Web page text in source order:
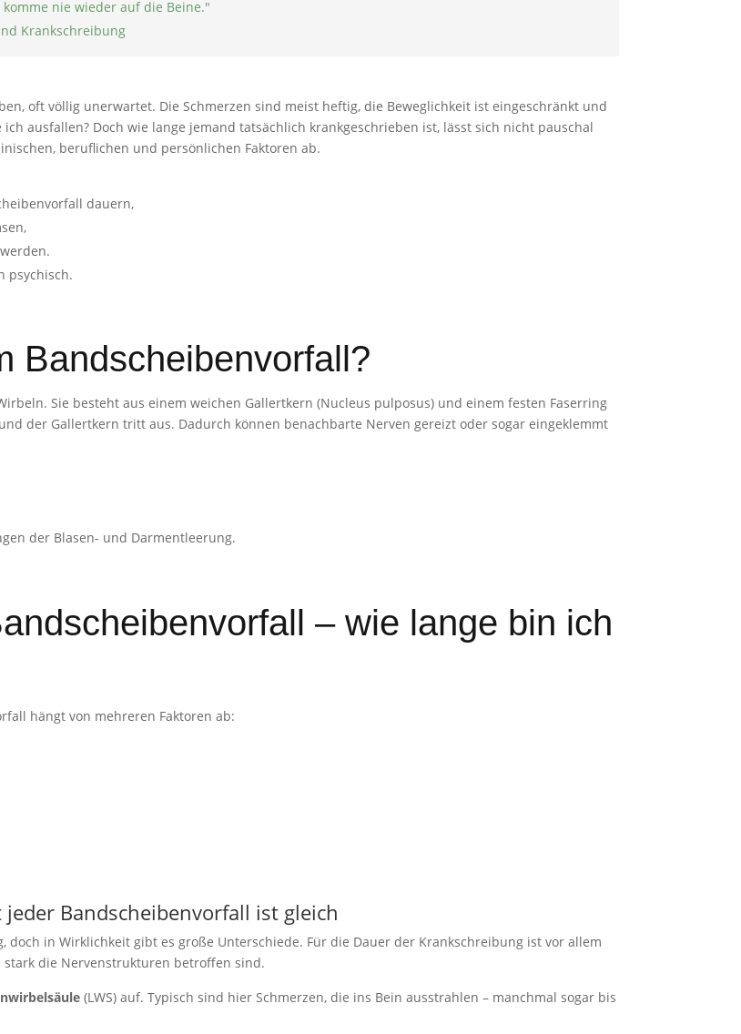
nie wieder auf die Beine."
Krankschreibung
oft völlig unerwartet. Die Schmerzen sind meist heftig, die Beweglichkeit ist eingeschränkt und
ausfallen? Doch wie lange jemand tatsächlich krankgeschrieben ist, lässt sich nicht pauschal
beruflichen und persönlichen Faktoren ab.
dauern,
psychisch.
Bandscheibenvorfall?
Sie besteht aus einem weichen Gallertkern (Nucleus pulposus) und einem festen Faserring
der Gallertkern tritt aus. Dadurch können benachbarte Nerven gereizt oder sogar eingeklemmt
der Blasen- und Darmentleerung.
– wie lange bin ich
hängt von mehreren Faktoren ab:
Bandscheibenvorfall ist gleich
doch in Wirklichkeit gibt es große Unterschiede. Für die Dauer der Krankschreibung ist vor allem
die Nervenstrukturen betroffen sind.
(LWS) auf. Typisch sind hier Schmerzen, die ins Bein ausstrahlen – manchmal sogar bis